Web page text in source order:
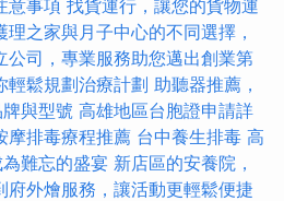
意事項 找貨運行，讓您的貨物運
理之家與月子中心的不同選擇，
公司，專業服務助您邁出創業第
輕鬆規劃治療計劃 助聽器推薦，
與型號 高雄地區台胞證申請詳
摩排毒療程推薦 台中養生排毒 高
難忘的盛宴 新店區的安養院，
府外燴服務，讓活動更輕鬆便捷